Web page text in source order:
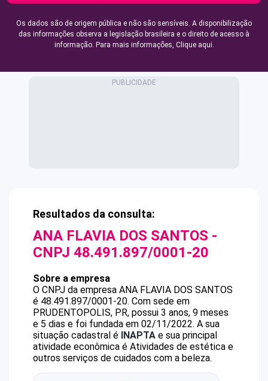
Os dados são de origem pública e não são sensíveis. A disponibilização
das informações observa a legislação brasileira e o direito de acesso à
informação. Para mais informações, Clique aqui.
Resultados da consulta:
ANA FLAVIA DOS SANTOS -
CNPJ 48.491.897/0001-20
Sobre a empresa
O CNPJ da empresa ANA FLAVIA DOS SANTOS
é 48.491.897/0001-20. Com sede em
PRUDENTOPOLIS, PR, possui 3 anos, 9 meses
e 5 dias e foi fundada em 02/11/2022. A sua
situação cadastral é INAPTA e sua principal
atividade econômica é Atividades de estética e
outros serviços de cuidados com a beleza.